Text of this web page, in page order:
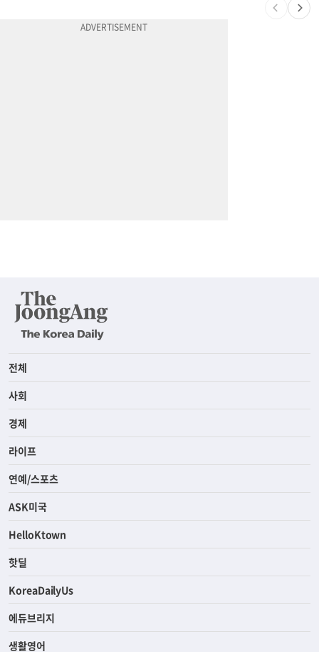
'14년째 도피' 한인 간호사 공개 수배…메디케어 사기 유죄
전체
사회
경제
라이프
연예/스포츠
ASK미국
HelloKtown
핫딜
KoreaDailyUs
에듀브리지